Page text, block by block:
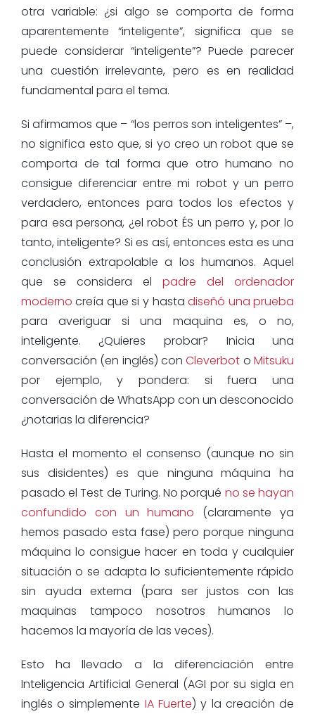
otra variable: ¿si algo se comporta de forma
aparentemente “inteligente”, significa que se
puede considerar “inteligente”? Puede parecer
una cuestión irrelevante, pero es en realidad
fundamental para el tema.
Si afirmamos que – “los perros son inteligentes” –,
no significa esto que, si yo creo un robot que se
comporta de tal forma que otro humano no
consigue diferenciar entre mi robot y un perro
verdadero, entonces para todos los efectos y
para esa persona, ¿el robot ÉS un perro y, por lo
tanto, inteligente? Si es así, entonces esta es una
conclusión extrapolable a los humanos. Aquel
que se considera elpadre del ordenador
moderno creía que si y hastadiseñó una prueba
para averiguar si una maquina es, o no,
inteligente. ¿Quieres probar? Inicia una
conversación (en inglés) conCleverbot oMitsuku
por ejemplo, y pondera: si fuera una
conversación de WhatsApp con un desconocido
¿notarias la diferencia?
Hasta el momento el consenso (aunque no sin
sus disidentes) es que ninguna máquina ha
pasado el Test de Turing. No porqué no se hayan
confundido con un humano (claramente ya
hemos pasado esta fase) pero porque ninguna
máquina lo consigue hacer en toda y cualquier
situación o se adapta lo suficientemente rápido
sin ayuda externa (para ser justos con las
maquinas tampoco nosotros humanos lo
hacemos la mayoría de las veces).
Esto ha llevado a la diferenciación entre
Inteligencia Artificial General (AGI por su sigla en
inglés o simplemente IA Fuerte) y la creación de